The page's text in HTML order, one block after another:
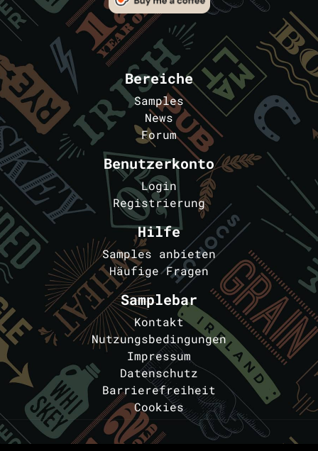
Bereiche
Samples
News
Forum
Benutzerkonto
Login
Registrierung
Hilfe
Samples anbieten
Häufige Fragen
Samplebar
Kontakt
Nutzungsbedingungen
Impressum
Datenschutz
Barrierefreiheit
Cookies